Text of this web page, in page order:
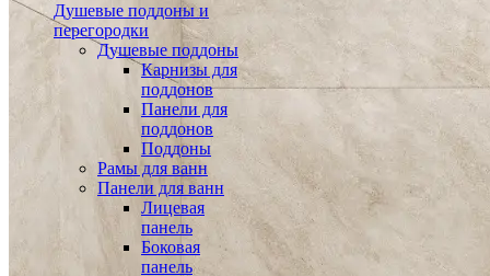
Душевые поддоны и
перегородки
Душевые поддоны
Карнизы для
поддонов
Панели для
поддонов
Поддоны
Рамы для ванн
Панели для ванн
Лицевая
панель
Боковая
панель